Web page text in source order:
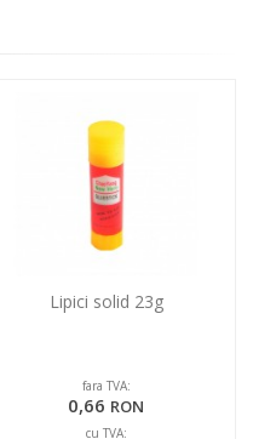
Lipici solid 23g
fara TVA:
0,66 RON
cu TVA: